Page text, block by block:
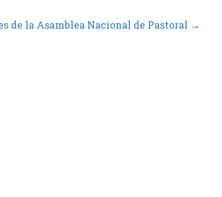
de la Asamblea Nacional de Pastoral →